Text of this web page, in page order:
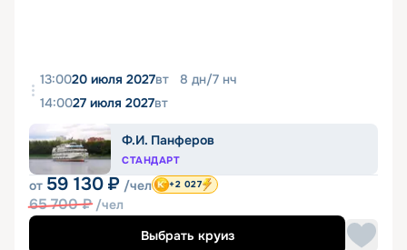
13:0020 июля 2027вт 8 дн/7 нч
14:0027 июля 2027вт
Ф.И. Панферов
СТАНДАРТ
от 59 130 ₽ /чел
65 700₽ /чел
+2 027
Выбрать круиз